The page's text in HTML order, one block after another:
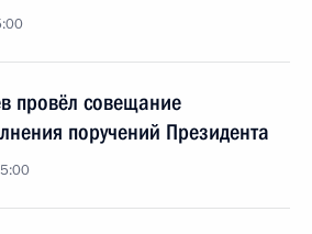
провёл совещание
поручений Президента